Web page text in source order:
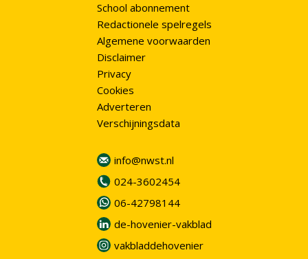
School abonnement
Redactionele spelregels
Algemene voorwaarden
Disclaimer
Privacy
Cookies
Adverteren
Verschijningsdata
info@nwst.nl
024-3602454
06-42798144
de-hovenier-vakblad
vakbladdehovenier